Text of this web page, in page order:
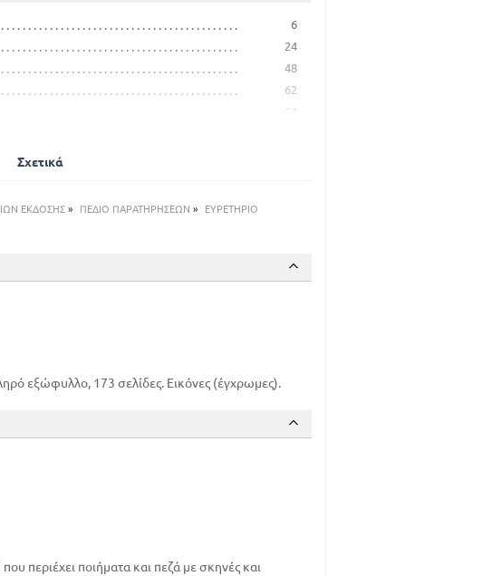
6
24
48
62
64
146
158
Σχετικά
ΕΚΔΟΣΗΣ» ΠΕΔΙΟ ΠΑΡΑΤΗΡΗΣΕΩΝ »
ΕΥΡΕΤΗΡΙΟ
εξώφυλλο, 173 σελίδες. Εικόνες (έγχρωμες).
περιέχει ποιήματα και πεζά με σκηνές και